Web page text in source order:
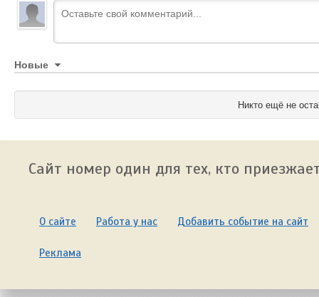
Новые
Никто ещё не
Сайт номер один для тех, кто
О сайте Работа у нас Добавить событие на сайт
Реклама